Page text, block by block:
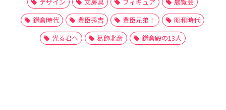
鎌倉時代
豊臣秀吉 豊臣兄弟！
昭和時代
光る君へ
葛飾北斎 鎌倉殿の13人